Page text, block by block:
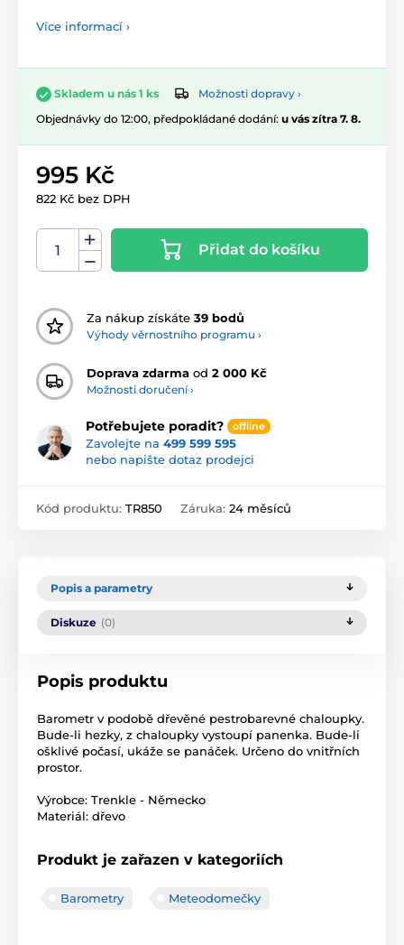
Více informací ›
Skladem u nás 1 ks
Možnosti dopravy ›
Objednávky do 12:00, předpokládané dodání: u vás zítra 7. 8.
995 Kč
822 Kč bez DPH
Přidat do košíku
Za nákup získáte 39 bodů
Výhody věrnostního programu ›
Doprava zdarma od 2 000 Kč
Možnosti doručení ›
Potřebujete poradit? offline
Zavolejte na 499 599 595
nebo napište dotaz prodejci
Kód produktu: TR850 Záruka: 24 měsíců
Popis a parametry
Diskuze (0)
Popis produktu
Barometr v podobě dřevěné pestrobarevné chaloupky.
Bude-li hezky, z chaloupky vystoupí panenka. Bude-li
ošklivé počasí, ukáže se panáček. Určeno do vnitřních
prostor.
Výrobce: Trenkle - Německo
Materiál: dřevo
Produkt je zařazen v kategoriích
Barometry Meteodomečky